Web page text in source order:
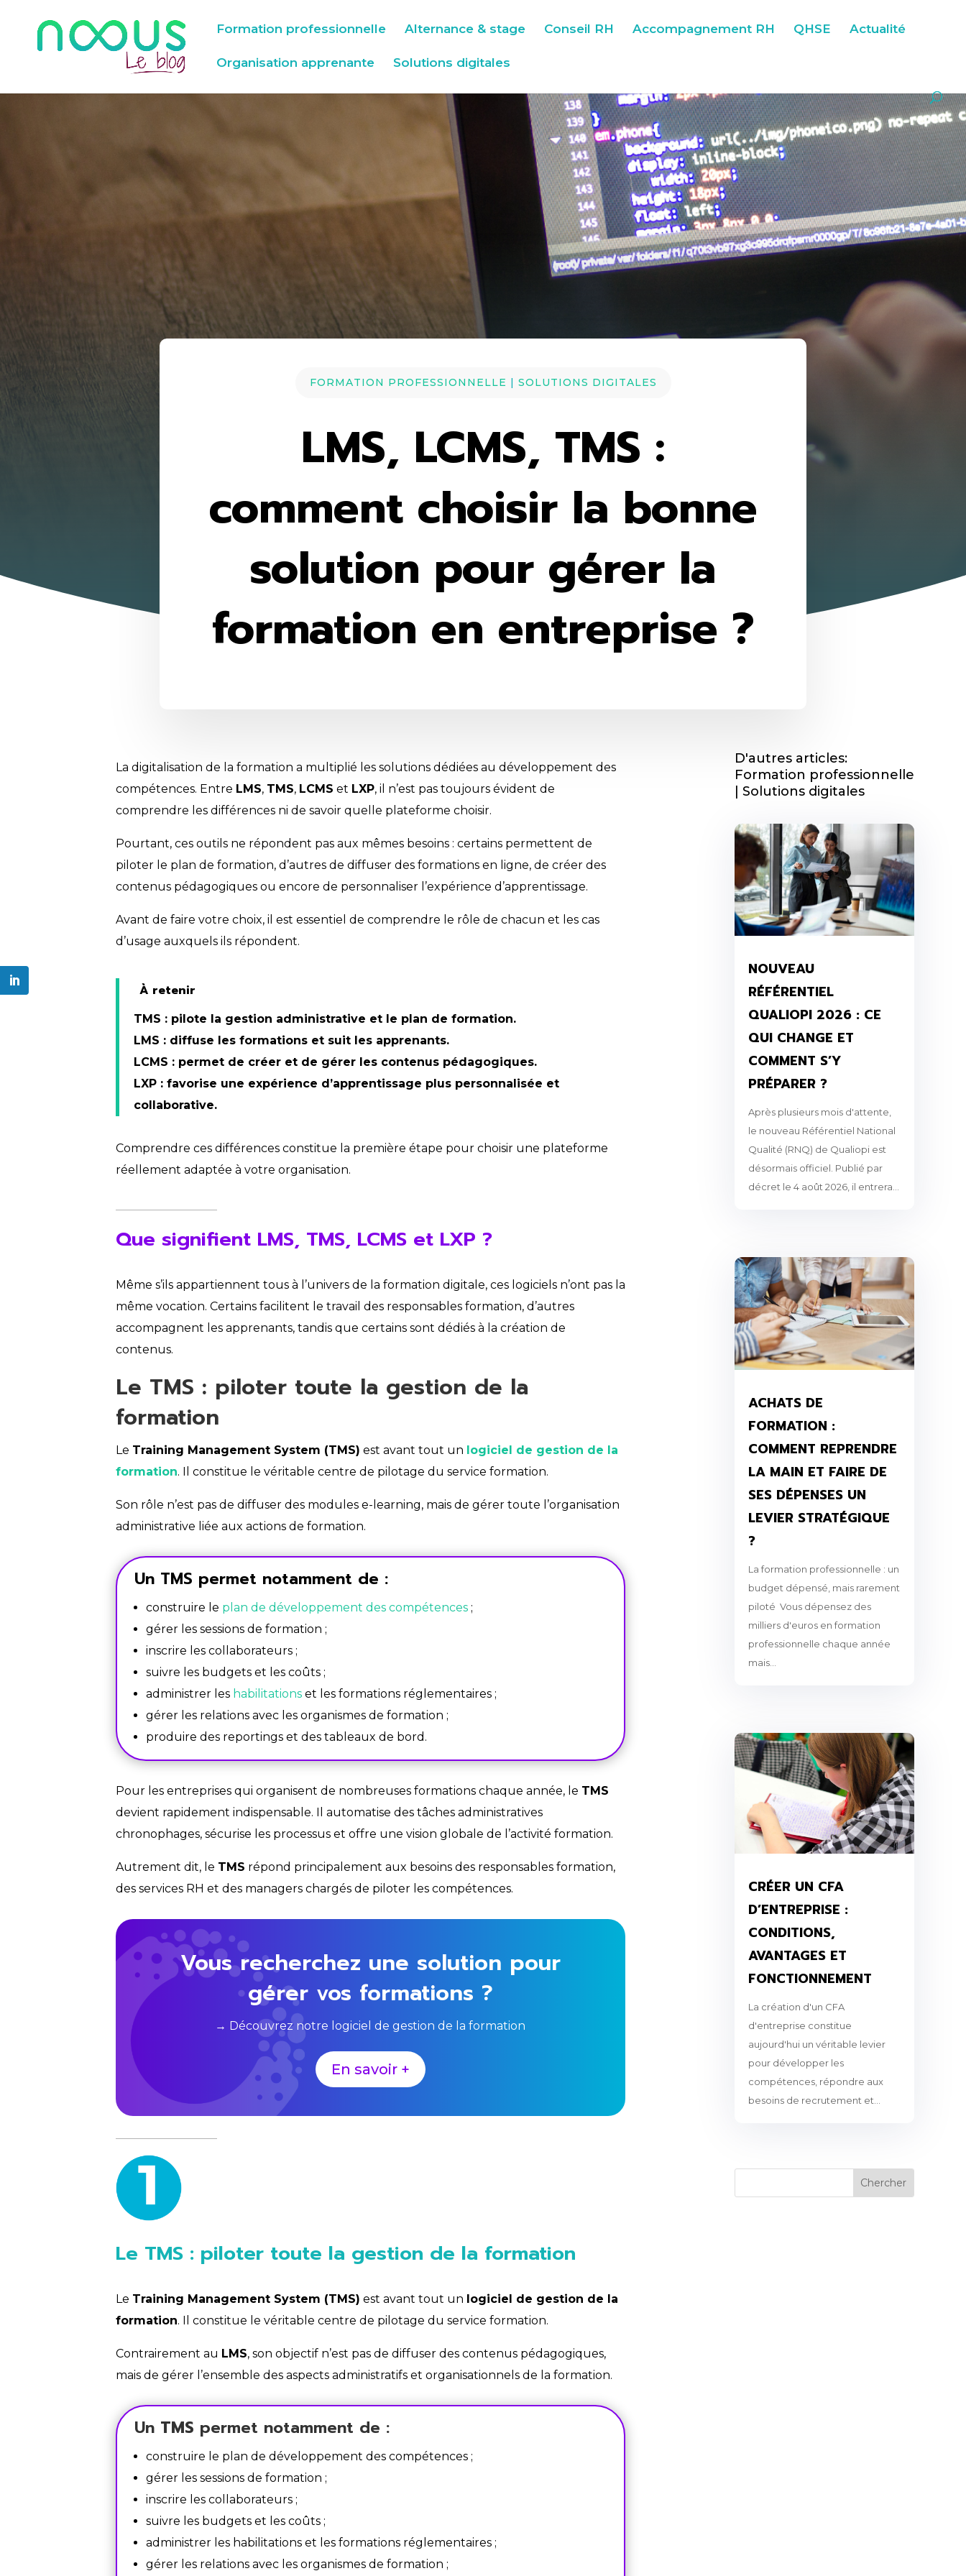
Formation professionnelle Alternance & stage Conseil RH Accompagnement RH QHSE Actualité
Organisation apprenante Solutions digitales
FORMATION PROFESSIONNELLE | SOLUTIONS DIGITALES
LMS, LCMS, TMS :
comment choisir la bonne
solution pour gérer la
formation en entreprise ?
La digitalisation de la formation a multiplié les solutions dédiées au développement des
compétences. Entre LMS, TMS, LCMS et LXP, il n’est pas toujours évident de
comprendre les différences ni de savoir quelle plateforme choisir.
Pourtant, ces outils ne répondent pas aux mêmes besoins : certains permettent de
piloter le plan de formation, d’autres de diffuser des formations en ligne, de créer des
contenus pédagogiques ou encore de personnaliser l’expérience d’apprentissage.
Avant de faire votre choix, il est essentiel de comprendre le rôle de chacun et les cas
d’usage auxquels ils répondent.
À retenir
TMS : pilote la gestion administrative et le plan de formation.
LMS : diffuse les formations et suit les apprenants.
LCMS : permet de créer et de gérer les contenus pédagogiques.
LXP: favorise une expérience d’apprentissage plus personnalisée et
collaborative.
Comprendre ces différences constitue la première étape pour choisir une plateforme
réellement adaptée à votre organisation.
Que signifient LMS, TMS, LCMS et LXP ?
Même s’ils appartiennent tous à l’univers de la formation digitale, ces logiciels n’ont pas la
même vocation. Certains facilitent le travail des responsables formation, d’autres
accompagnent les apprenants, tandis que certains sont dédiés à la création de
contenus.
Le TMS : piloter toute la gestion de la
formation
Le Training Management System (TMS) est avant tout un logiciel de gestion de la
formation. Il constitue le véritable centre de pilotage du service formation.
Son rôle n’est pas de diffuser des modules e-learning, mais de gérer toute l’organisation
administrative liée aux actions de formation.
Un TMS permet notamment de :
construire le plan de développement des compétences;
gérer les sessions de formation ;
inscrire les collaborateurs ;
suivre les budgets et les coûts ;
administrer les habilitationset les formations réglementaires ;
gérer les relations avec les organismes de formation ;
produire des reportings et des tableaux de bord.
Pour les entreprises qui organisent de nombreuses formations chaque année, le TMS
devient rapidement indispensable. Il automatise des tâches administratives
chronophages, sécurise les processus et offre une vision globale de l’activité formation.
Autrement dit, le TMS répond principalement aux besoins des responsables formation,
des services RH et des managers chargés de piloter les compétences.
Vous recherchez une solution pour
gérer vos formations ?
→ Découvrez notre logiciel de gestion de la formation
En savoir +
Le TMS : piloter toute la gestion de la formation
Le Training Management System (TMS) est avant tout un logiciel de gestion de la
formation. Il constitue le véritable centre de pilotage du service formation.
Contrairement au LMS, son objectif n’est pas de diffuser des contenus pédagogiques,
mais de gérer l’ensemble des aspects administratifs et organisationnels de la formation.
Un TMS permet notamment de :
construire le plan de développement des compétences ;
gérer les sessions de formation ;
inscrire les collaborateurs ;
suivre les budgets et les coûts ;
administrer les habilitations et les formations réglementaires ;
gérer les relations avec les organismes de formation ;
D'autres articles:
Formation professionnelle
| Solutions digitales
NOUVEAU
RÉFÉRENTIEL
QUALIOPI 2026 : CE
QUI CHANGE ET
COMMENT S’Y
PRÉPARER ?
Après plusieurs mois d'attente,
le nouveau Référentiel National
Qualité (RNQ) de Qualiopi est
désormais officiel. Publié par
décret le 4 août 2026, il entrera...
ACHATS DE
FORMATION :
COMMENT REPRENDRE
LA MAIN ET FAIRE DE
SES DÉPENSES UN
LEVIER STRATÉGIQUE
?
La formation professionnelle : un
budget dépensé, mais rarement
piloté Vous dépensez des
milliers d'euros en formation
professionnelle chaque année
mais...
CRÉER UN CFA
D’ENTREPRISE :
CONDITIONS,
AVANTAGES ET
FONCTIONNEMENT
La création d'un CFA
d'entreprise constitue
aujourd'hui un véritable levier
pour développer les
compétences, répondre aux
besoins de recrutement et...